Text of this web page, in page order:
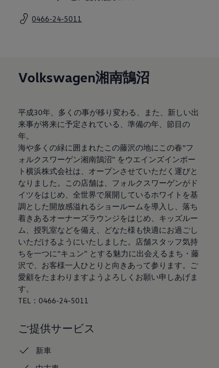
点検と車検
アクセサリー
Lifestyle & goods
お客様情報
リサイクルへの取組み
警告灯とインジケーターランプ
ユーザーガイド
運転上の注意
自動車リサイクル法
ロイヤリティプログラム
安心プログラム
メンテナンスプログラム
延長保証ウォルフィサポート
カスタマーセンター
タイヤパンク補償
認定中古車
“Certified Pre-Owned”の品質とは
延長保証サービスガイド
9つの約束
スマート買取
キャンペーン/ファイナンスプログラム
フォルクスワーゲンについて
企業情報
会社概要EN
倫理・リスク管理・コンプライアンス
プレスリリース
0466-24-5011
Volkswagen湘南鵠沼
平成30年、多くの事が移り変わる、また、新しい出
来事が将来に予定されている、準備の年、節目の
年。
海や多くの緑に囲まれたこの藤沢の地にこの春“フ
ォルクスワーゲン湘南鵠沼” をウエインズインポー
ト横浜株式会社は、オープンさせていただく運びと
なりました。この店舗は、フォルクスワーゲンがド
イツをはじめ、全世界で展開しているホワイトを基
調とした開放感溢れるショールームを導入し、落ち
着きあるオーナーズラウンジをはじめ、キッズルー
ム、授乳室などを備え、どなた様も快適にお過ごし
いただけるようにいたしました。店舗スタッフ気持
ちを一つに“キュン” とする魅力に出会えるまち・藤
沢で、お客様一人ひとりと向きあって参ります。ご
愛顧をたまわりますようよろしくお願い申しあげま
す。
TEL：0466-24-5011
ご提供サービス
新車